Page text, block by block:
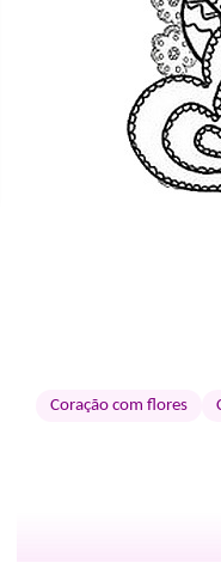
Coração com flores